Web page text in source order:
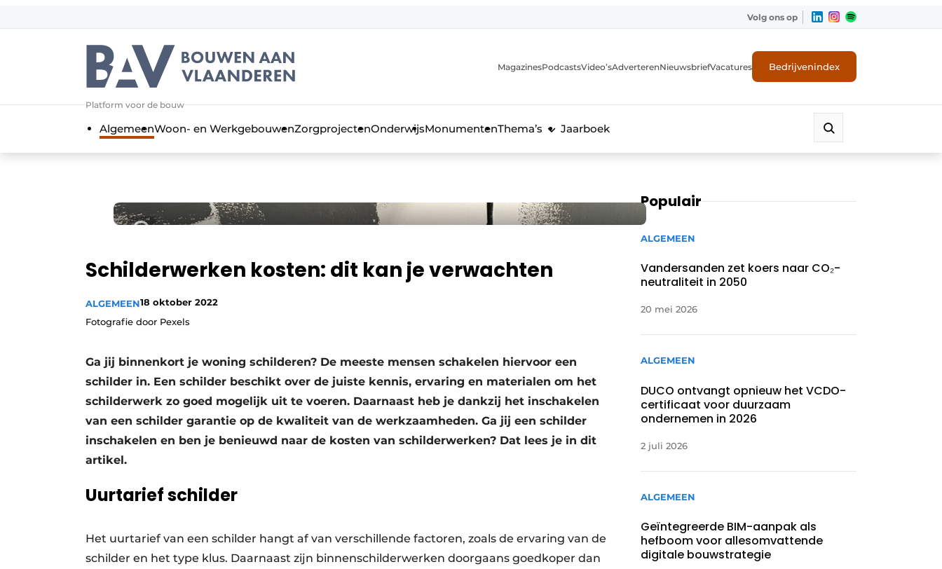
Aanmelden
Algemene voorwaarden
Bedrijven
Contact
Jaarboek
Privacy / Cookie statement
Vacature aanmelden
Video’s
Aanmelden
Bedrijven
Bedrijven
Volg ons op
Platform voor de bouw
MagazinesPodcastsVideo’sAdverterenNieuwsbriefVacatures Bedrijvenindex
AlgemeenWoon- en WerkgebouwenZorgprojectenOnderwijsMonumentenThema’s Jaarboek
Schilderwerken kosten: dit kan je verwachten
ALGEMEEN18 oktober 2022
Fotografie door Pexels
Ga jij binnenkort je woning schilderen? De meeste mensen schakelen hiervoor een
schilder in. Een schilder beschikt over de juiste kennis, ervaring en materialen om het
schilderwerk zo goed mogelijk uit te voeren. Daarnaast heb je dankzij het inschakelen
van een schilder garantie op de kwaliteit van de werkzaamheden. Ga jij een schilder
inschakelen en ben je benieuwd naar de kosten van schilderwerken? Dat lees je in dit
artikel.
Uurtarief schilder
Het uurtarief van een schilder hangt af van verschillende factoren, zoals de ervaring van de
schilder en het type klus. Daarnaast zijn binnenschilderwerken doorgaans goedkoper dan
Populair
ALGEMEEN
Vandersanden zet koers naar CO₂-
neutraliteit in 2050
20 mei 2026
ALGEMEEN
DUCO ontvangt opnieuw het VCDO-
certificaat voor duurzaam
ondernemen in 2026
2 juli 2026
ALGEMEEN
Geïntegreerde BIM-aanpak als
hefboom voor allesomvattende
digitale bouwstrategie